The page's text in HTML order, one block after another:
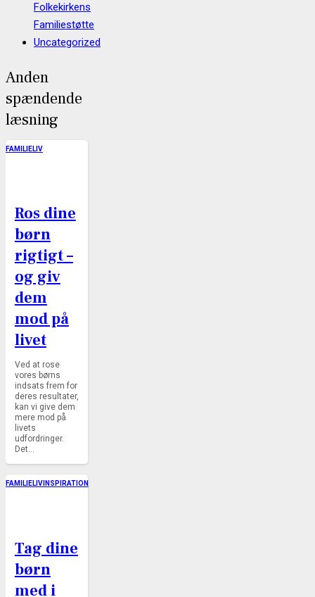
Folkekirkens
Familiestøtte
Uncategorized
Anden
spændende
læsning
FAMILIELIV
Ros dine
børn
rigtigt –
og giv
dem
mod på
livet
Ved at rose
vores børns
indsats frem for
deres resultater,
kan vi give dem
mere mod på
livets
udfordringer.
Det…
FAMILIELIV INSPIRATION
Tag dine
børn
med i